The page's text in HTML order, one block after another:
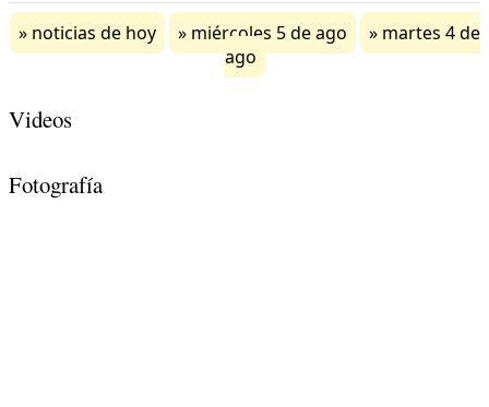
noticias de hoy miércoles 5 de ago
martes 4 de
ago
Videos
Fotografía